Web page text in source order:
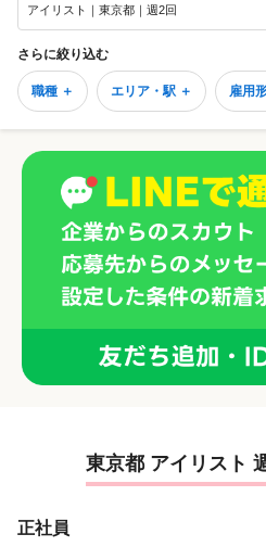
アイリスト｜東京都｜週2回
さらに絞り込む
職種 ＋ エリア・駅 ＋ 雇用
東京都 アイリスト
正社員